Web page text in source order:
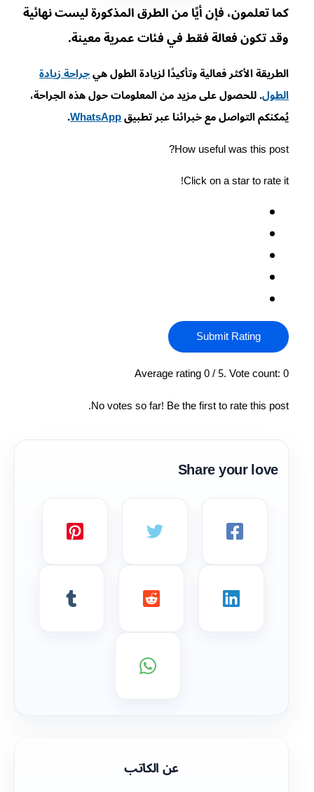
كما تعلمون، فإن أيًا من الطرق المذكورة ليست نهائية
وقد تكون فعالة فقط في فئات عمرية معينة.
الطريقة الأكثر فعالية وتأكيدًا لزيادة الطول هيجراحة زيادة
الطول. للحصول على مزيد من المعلومات حول هذه الجراحة،
يُمكنكم التواصل مع خبرائنا عبر تطبيقWhatsApp
.
How useful was this post?
Click on a star to rate it!
Submit Rating
Average rating0/ 5. Vote count:
No votes so far! Be the first to rate this post.
Share your love
عن الكاتب